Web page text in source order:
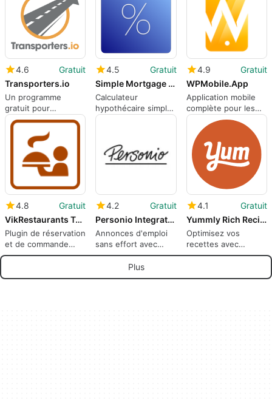
4.6
Gratuit
Transporters.io
Un programme
gratuit pour
WordPress, par
transportersio.
4.5
Gratuit
Simple Mortgage Calculator
Calculateur
hypothécaire simple
pour WordPress
4.9
Gratuit
WPMobile.App
Application mobile
complète pour les
utilisateurs de
WordPress
4.8
Gratuit
VikRestaurants Table Reservations and Take-Away
Plugin de réservation
et de commande
pour restaurants
4.2
Gratuit
Personio Integration Light
Annonces d'emploi
sans effort avec
l'intégration Personio
4.1
Gratuit
Yummly Rich Recipes
Optimisez vos
recettes avec
Yummly Rich Recipes
Plus